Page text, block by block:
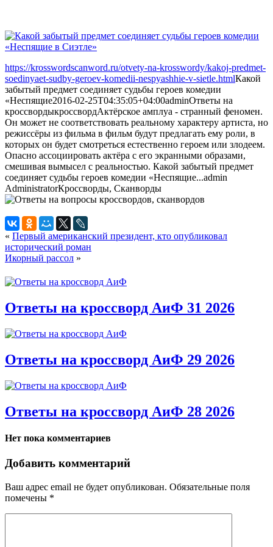
https://krosswordscanword.ru/otvety-na-krosswordy/kakoj-predmet-
soedinyaet-sudby-geroev-komedii-nespyashhie-v-sietle.htmlКакой
забытый предмет соединяет судьбы героев комедии
«Неспящие2016-02-25T04:35:05+04:00adminОтветы на
кроссвордыкроссвордАктёрское амплуа - странный феномен.
Он может не соответствовать реальному характеру артиста, но
режиссёры из фильма в фильм будут предлагать ему роли, в
которых он будет смотреться естественно героем или злодеем.
Опасно ассоциировать актёра с его экранными образами,
смешивая вымысел с реальностью. Какой забытый предмет
соединяет судьбы героев комедии «Неспящие...admin
AdministratorКроссворды, Сканворды
« Первый американский президент, кто опубликовал
исторический роман
Икорный рассол »
Ответы на кроссворд АиФ 31 2026
Ответы на кроссворд АиФ 29 2026
Ответы на кроссворд АиФ 28 2026
Нет пока комментариев
Добавить комментарий
Ваш адрес email не будет опубликован. Обязательные поля
помечены *